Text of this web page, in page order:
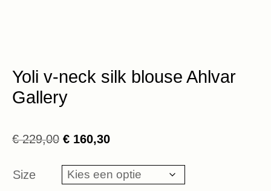
Yoli v-neck silk blouse Ahlvar
Gallery
€229,00 Oorspronkelijke
was:
€ 229,00.
€ 160,30Huidige
is:
€ 160,30.
Size